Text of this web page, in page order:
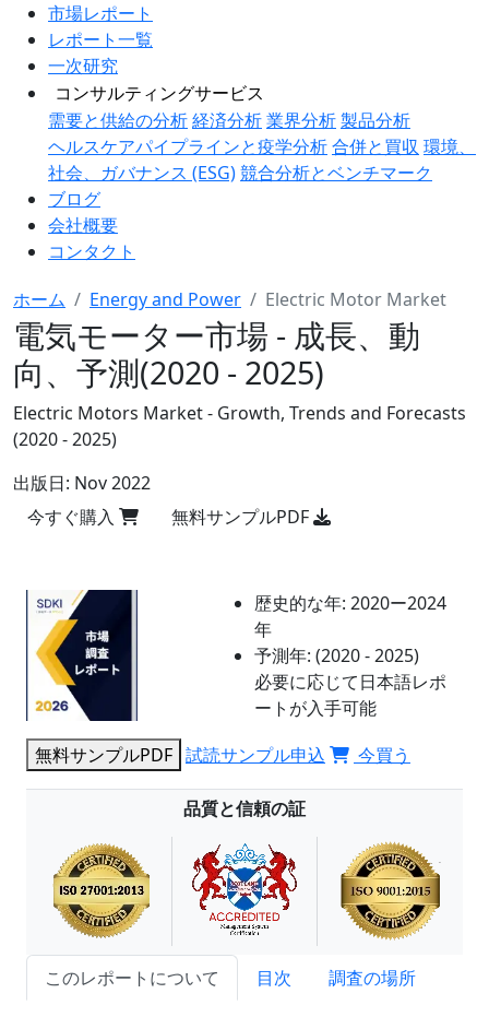
市場レポート
レポート一覧
一次研究
コンサルティングサービス
需要と供給の分析経済分析業界分析製品分析
ヘルスケアパイプラインと疫学分析合併と買収 環境、
社会、ガバナンス (ESG)競合分析とベンチマーク
ブログ
会社概要
コンタクト
ホーム Energy and Power Electric Motor Market
電気モーター市場 - 成長、動
向、予測(2020 - 2025)
Electric Motors Market - Growth, Trends and Forecasts
(2020 - 2025)
出版日: Nov 2022
今すぐ購入
無料サンプルPDF
歴史的な年: 2020ー2024
年
予測年: (2020 - 2025)
必要に応じて日本語レポ
ートが入手可能
無料サンプルPDF 試読サンプル申込 今買う
品質と信頼の証
このレポートについて 目次
調査の場所